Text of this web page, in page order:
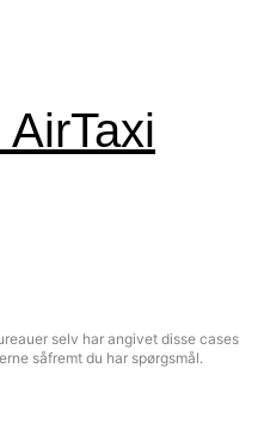
selv har angivet disse cases
såfremt du har spørgsmål.